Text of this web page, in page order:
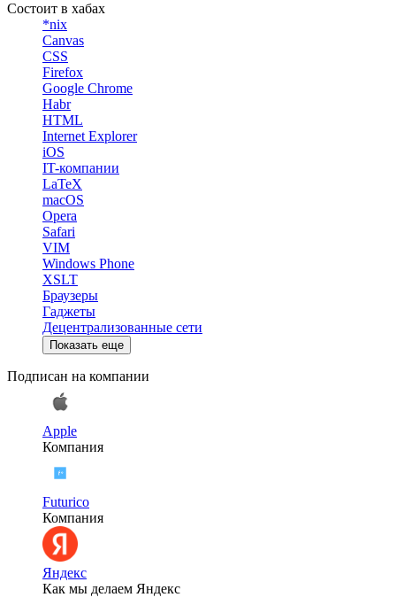
Состоит в хабах
*nix
Canvas
CSS
Firefox
Google Chrome
Habr
HTML
Internet Explorer
iOS
IT-компании
LaTeX
macOS
Opera
Safari
VIM
Windows Phone
XSLT
Браузеры
Гаджеты
Децентрализованные сети
Показать еще
Подписан на компании
Apple
Компания
Futurico
Компания
Яндекс
Как мы делаем Яндекс